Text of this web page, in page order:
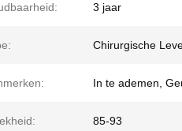
3 jaar
Chirurgische
In te ademen,
85-93